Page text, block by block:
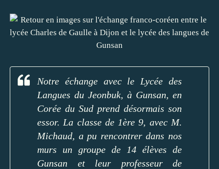
Notre échange avec le Lycée des
Langues du Jeonbuk, à Gunsan, en
Corée du Sud prend désormais son
essor. La classe de 1ère 9, avec M.
Michaud, a pu rencontrer dans nos
murs un groupe de 14 élèves de
Gunsan et leur professeur de